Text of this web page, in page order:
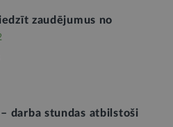
zaudējumus no
darba stundas atbilstoši